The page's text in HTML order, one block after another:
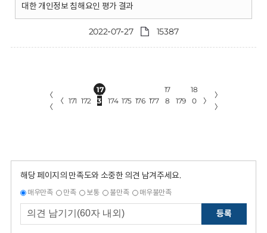
대한 개인정보 침해요인 평가 결과
2022-07-27 15387
〈
〈
〈 171 172
17
3
174 175 176 177
17
8
179
18
0
〉
〉
〉
해당 페이지의 만족도와 소중한 의견 남겨주세요.
매우만족 만족 보통 불만족 매우불만족
등록